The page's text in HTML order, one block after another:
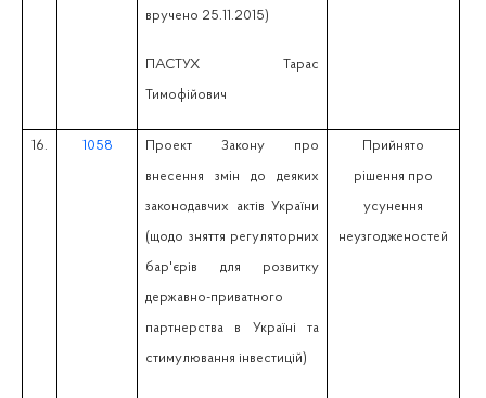
вручено 25.11.2015)
ПАСТУХ Тарас
Тимофійович
16. 1058 Проект Закону про
внесення змін до деяких
законодавчих актів України
(щодо зняття регуляторних
бар'єрів для розвитку
державно-приватного
партнерства в Україні та
стимулювання інвестицій)
Прийнято
рішення про
усунення
неузгодженостей